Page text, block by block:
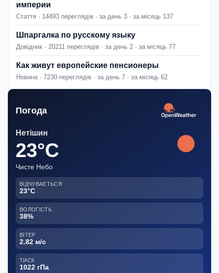
империи
Стаття · 14493 переглядів · за день 3 · за місяць 137
Шпаргалка по русскому языку
Довідник · 20211 переглядів · за день 2 · за місяць 77
Как живут европейские пенсионеры
Новина · 7230 переглядів · за день 7 · за місяць 62
Погода
Нетішин
23°C
Чисте Небо
ВІДЧУВАЄТЬСЯ
23°C
ВОЛОГІСТЬ
38%
ВІТЕР
2.82 м/с
ТИСК
1022 гПа